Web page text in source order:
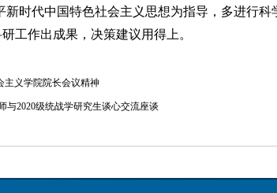
时代中国特色社会主义思想为指导，多进行科
工作出成果，决策建议用得上。
主义学院院长会议精神
2020级统战学研究生谈心交流座谈